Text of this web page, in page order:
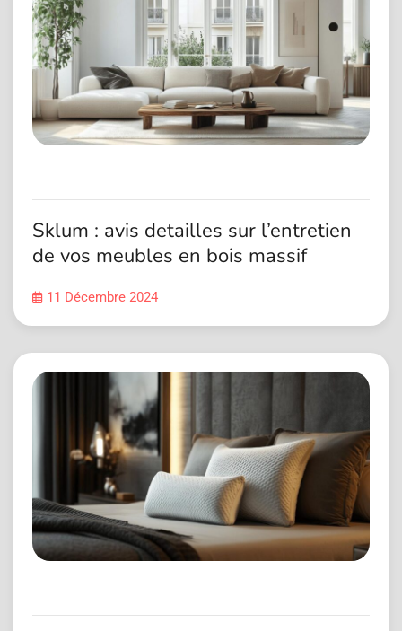
Sklum : avis detailles sur l’entretien
de vos meubles en bois massif
11 Décembre 2024